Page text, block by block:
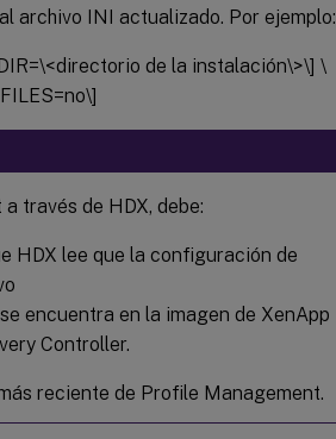
archivo INI actualizado. Por ejemplo:
de la instalación\>\] \
través de HDX, debe:
HDX lee que la configuración de
encuentra en la imagen de XenApp
Controller.
reciente de Profile Management.